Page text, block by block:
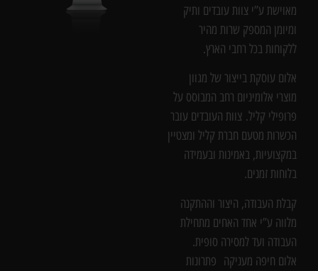
מאוישת ע”י צוות עובדים ותיק
ומיומן המספק שרות מהיר
ללקוחות בכל רחבי הארץ.
אלום עוסקת בייצור של מגוון
מוצרי אלומיניום רחב המבוסס על
פרופילי קליל. צוות העובדים עובר
הכשרות מטעם חברת קליל ומצטיין
במקצועיות, באמינות ובעמידה
בלוחות זמנים.
קבלת העבודה, היצור וההתקנה
מלווה ע”י אחד האחים מתחילת
העבודה ועד למסירה סופית.
אלום חיפה מעניקה פתרונות